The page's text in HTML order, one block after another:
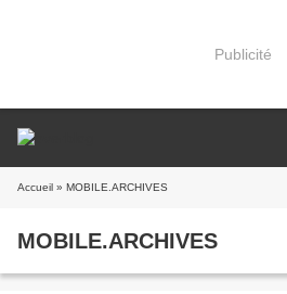
Publicité
Accueil » MOBILE.ARCHIVES
MOBILE.ARCHIVES